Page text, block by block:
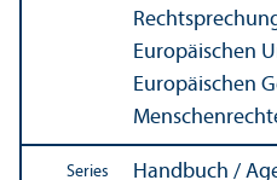
Europäischen
Europäischen
Series
Handbuch /